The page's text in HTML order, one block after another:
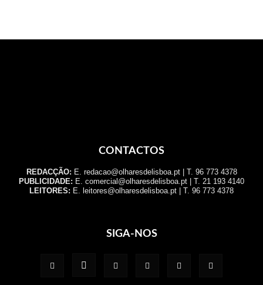
CONTACTOS
REDACÇÃO: E. redacao@olharesdelisboa.pt | T. 96 773 4378
PUBLICIDADE: E. comercial@olharesdelisboa.pt | T. 21 193 4140
LEITORES: E. leitores@olharesdelisboa.pt | T. 96 773 4378
SIGA-NOS